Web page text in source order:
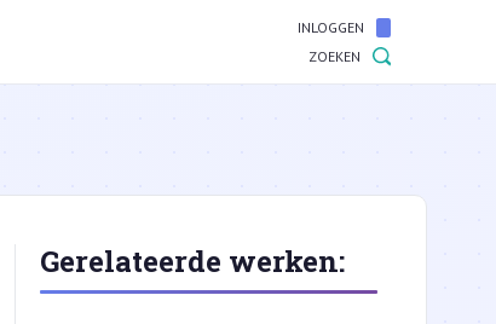
INLOGGEN
ZOEKEN
Gerelateerde werken: